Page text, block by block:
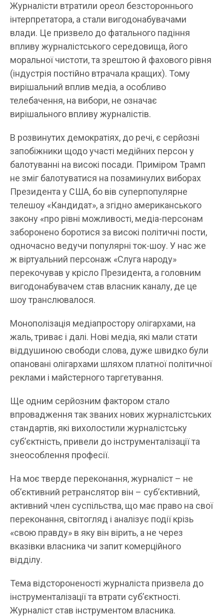
Журналісти втратили ореол безстороннього
інтерпретатора, а стали вигодонабувачами
влади. Це призвело до фатального падіння
впливу журналістського середовища, його
моральної чистоти, та зрештою й фахового рівня
(індустрія постійно втрачала кращих). Тому
вирішальний вплив медіа, а особливо
телебачення, на вибори, не означає
вирішального впливу журналістів.
В розвинутих демократіях, до речі, є серйозні
запобіжники щодо участі медійних персон у
балотуванні на високі посади. Приміром Трамп
не зміг балотуватися на позаминулих виборах
Президента у США, бо вів суперпопулярне
телешоу «Кандидат», а згідно американського
закону «про рівні можливості, медіа-персонам
заборонено боротися за високі політичні пости,
одночасно ведучи популярні ток-шоу. У нас же
ж віртуальний персонаж «Слуга народу»
перекочував у крісло Президента, а головним
вигодонабувачем став власник каналу, де це
шоу транслювалося.
Монополізація медіапростору олігархами, на
жаль, триває і далі. Нові медіа, які мали стати
віддушиною свободи слова, дуже швидко були
опановані олігархами шляхом платної політичної
реклами і майстерного таргетування.
Ще одним серйозним фактором стало
впровадження так званих нових журналістських
стандартів, які вихолостили журналістську
суб’єктність, привели до інструменталізації та
знеособлення професії.
На моє тверде переконання, журналіст – не
об’єктивний ретранслятор він – суб’єктивний,
активний член суспільства, що має право на свої
переконання, світогляд і аналізує події крізь
«свою правду» в яку він вірить, а не через
вказівки власника чи запит комерційного
відділу.
Тема відстороненості журналіста призвела до
інструменталізації та втрати суб’єктності.
Журналіст став інструментом власника.